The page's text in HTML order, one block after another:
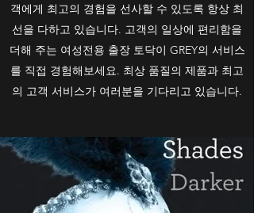
객에게 최고의 경험을 선사할 수 있도록 항상 최
선을 다하고 있습니다. 고객의 일상에 편리함을
더해 주는 여성전용 출장 토닥이 GREY의 서비스
를 직접 경험해보세요. 최상 품질의 제품과 최고
의 고객 서비스가 여러분을 기다리고 있습니다.